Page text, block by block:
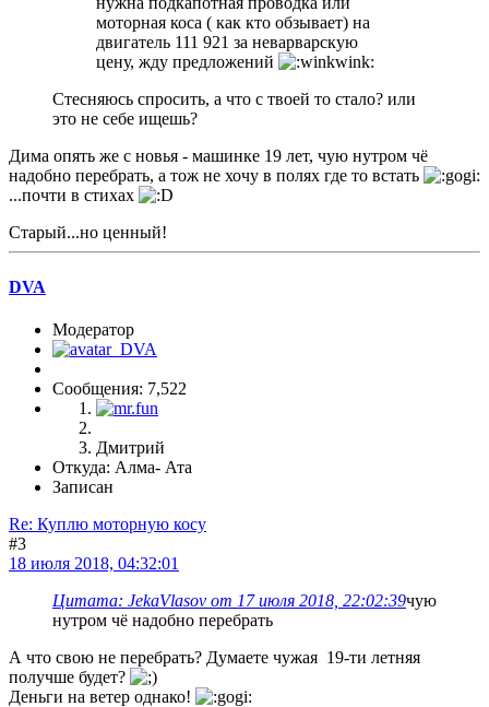
моторная коса ( как кто обзывает) на
двигатель 111 921 за неварварскую
цену, жду предложений
Стесняюсь спросить, а что с твоей то стало? или
это не себе ищешь?
Дима опять же с новья - машинке 19 лет, чую нутром чё
надобно перебрать, а тож не хочу в полях где то встать
...почти в стихах
Старый...но ценный!
DVA
Модератор
Сообщения: 7,522
Дмитрий
Откуда: Алма- Ата
Записан
Re: Куплю моторную косу
#3
18 июля 2018, 04:32:01
Цитата: JekaVlasov от 17 июля 2018, 22:02:39чую
нутром чё надобно перебрать
А что свою не перебрать? Думаете чужая 19-ти летняя
получше будет?
Деньги на ветер однако!